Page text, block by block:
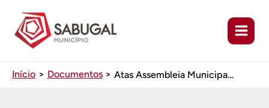
conteúdo
Início Documentos Atas Assembleia Municipal 2009